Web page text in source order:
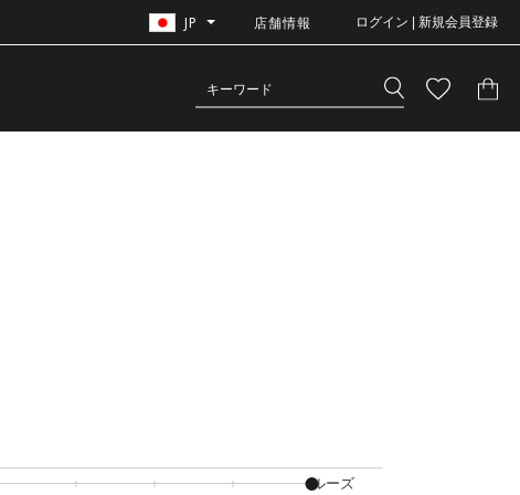
JP 店舗情報 ログイン | 新規会員登録
ルーズ